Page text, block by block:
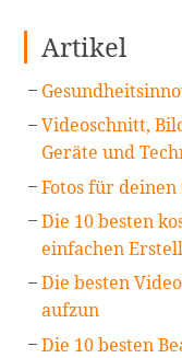
Artikel
Videoschnitt,
Geräte und
Fotos für
Die 10 besten
einfachen
Die besten
aufzun
Die 10 besten